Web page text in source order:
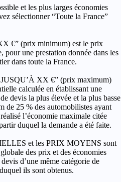
et les plus larges économies
sélectionner “Toute la France”
€” (prix minimum) est le prix
pour une prestation donnée dans les
dans toute la France.
XX €” (prix maximum)
calculée en établissant une
devis la plus élevée et la plus basse
de 25 % des automobilistes ayant
l’économie maximale citée
duquel la demande a été faite.
et les PRIX MOYENS sont
des prix et des économies
d’une même catégorie de
ils sont obtenus.